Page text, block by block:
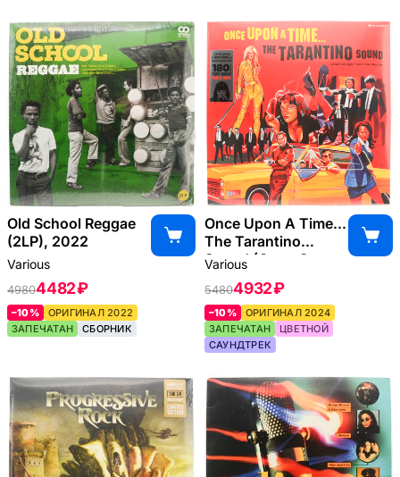
Old School Reggae
(2LP), 2022
Various
49804482 ₽
–10%
ОРИГИНАЛ 2022
ЗАПЕЧАТАН
СБОРНИК
Once Upon A Time...
The Tarantino
Sound (Great Songs
Movies), 2024
Various
54804932 ₽
–10%
ОРИГИНАЛ 2024
ЗАПЕЧАТАН
ЦВЕТНОЙ
САУНДТРЕК